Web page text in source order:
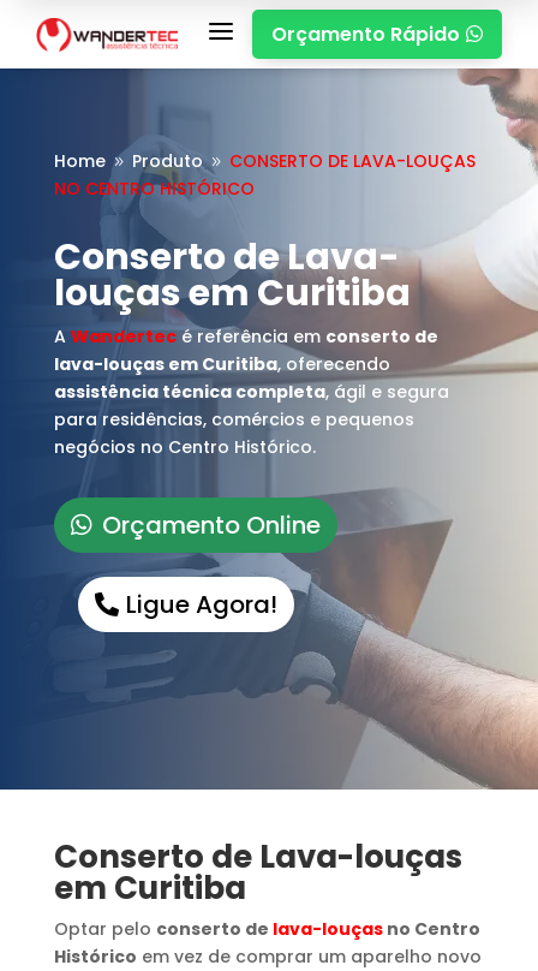
a Orçamento Rápido 
Home 9 Produto 9 CONSERTO DE LAVA-LOUÇAS
NO CENTRO HISTÓRICO
Conserto de Lava-
louças em Curitiba
A Wandertecé referência em conserto de
lava-louças em Curitiba, oferecendo
assistência técnica completa, ágil e segura
para residências, comércios e pequenos
negócios no Centro Histórico.
Orçamento Online
Ligue Agora!
Conserto de Lava-louças
em Curitiba
Optar pelo conserto de lava-louçasno Centro
Histórico em vez de comprar um aparelho novo